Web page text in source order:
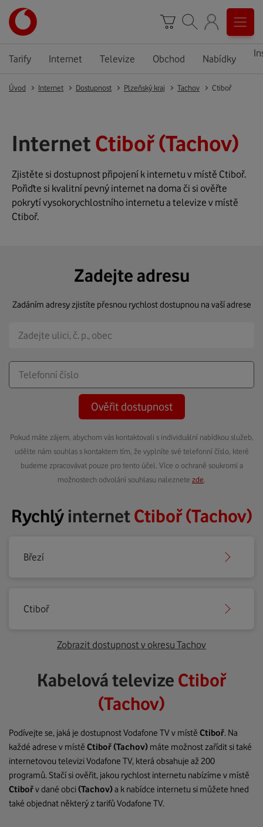
Tarify Internet Televize Obchod Nabídky
Úvod Internet Dostupnost Plzeňský kraj Tachov Ctiboř
Internet Ctiboř (Tachov)
Zjistěte si dostupnost připojení k internetu v místě Ctiboř.
Pořiďte si kvalitní pevný internet na doma či si ověřte
pokrytí vysokorychlostního internetu a televize v místě
Ctiboř.
Zadejte adresu
Zadáním adresy zjistíte přesnou rychlost dostupnou na vaší adrese
Ověřit dostupnost
Pokud máte zájem, abychom vás kontaktovali s individuální nabídkou služeb,
udělte nám souhlas s kontaktem tím, že vyplníte své telefonní číslo, které
budeme zpracovávat pouze pro tento účel. Více o ochraně soukromí a
možnostech odvolání souhlasu naleznete zde
RychlýinternetCtiboř (Tachov)
Březí
Ctiboř
Zobrazit dostupnost v okresu Tachov
Kabelová televize Ctiboř
(Tachov)
Podívejte se, jaká je dostupnost Vodafone TV v místě Ctiboř. Na
každé adrese v místě Ctiboř(Tachov) máte možnost zařídit si také
internetovou televizi Vodafone TV, která obsahuje až 200
programů. Stačí si ověřit, jakou rychlost internetu nabízíme v místě
Ctibořv dané obci(Tachov)a k nabídce internetu si můžete hned
také objednat některý z tarifů Vodafone TV.